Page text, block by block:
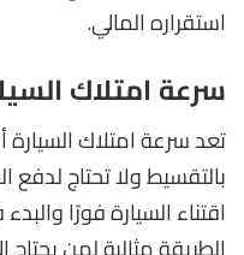
استقراره المالي.
سرعة امتلاك
تعد سرعة امتلاك السيارة
بالتقسيط ولا تحتاج
اقتناء السيارة فورًا